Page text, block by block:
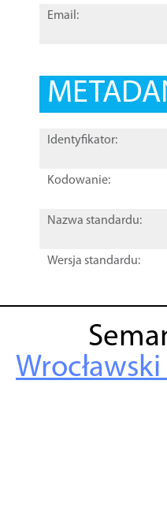
Email:
Identyfikator:
Kodowanie:
Nazwa standardu:
Wersja standardu: